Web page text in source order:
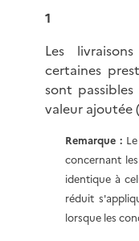
1
Les
certaines
sont
valeur ajoutée
Remarque :Le
concernant
identique à
réduit
lorsque les